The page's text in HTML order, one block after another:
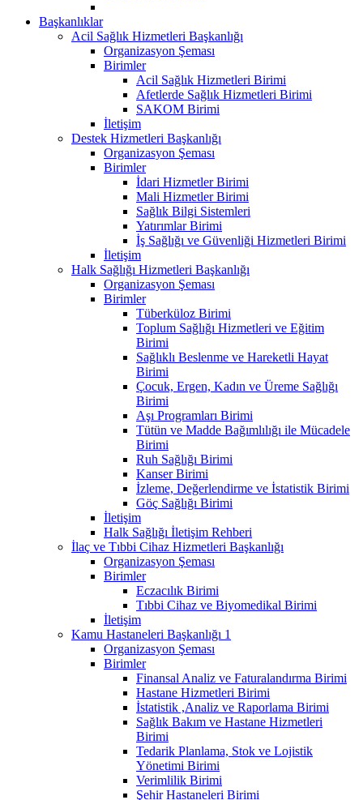
Başkanlıklar
Acil Sağlık Hizmetleri Başkanlığı
Organizasyon Şeması
Birimler
Acil Sağlık Hizmetleri Birimi
Afetlerde Sağlık Hizmetleri Birimi
SAKOM Birimi
İletişim
Destek Hizmetleri Başkanlığı
Organizasyon Şeması
Birimler
İdari Hizmetler Birimi
Mali Hizmetler Birimi
Sağlık Bilgi Sistemleri
Yatırımlar Birimi
İş Sağlığı ve Güvenliği Hizmetleri Birimi
İletişim
Halk Sağlığı Hizmetleri Başkanlığı
Organizasyon Şeması
Birimler
Tüberküloz Birimi
Toplum Sağlığı Hizmetleri ve Eğitim
Birimi
Sağlıklı Beslenme ve Hareketli Hayat
Birimi
Çocuk, Ergen, Kadın ve Üreme Sağlığı
Birimi
Aşı Programları Birimi
Tütün ve Madde Bağımlılığı ile Mücadele
Birimi
Ruh Sağlığı Birimi
Kanser Birimi
İzleme, Değerlendirme ve İstatistik Birimi
Göç Sağlığı Birimi
İletişim
Halk Sağlığı İletişim Rehberi
İlaç ve Tıbbi Cihaz Hizmetleri Başkanlığı
Organizasyon Şeması
Birimler
Eczacılık Birimi
Tıbbi Cihaz ve Biyomedikal Birimi
İletişim
Kamu Hastaneleri Başkanlığı 1
Organizasyon Şeması
Birimler
Finansal Analiz ve Faturalandırma Birimi
Hastane Hizmetleri Birimi
İstatistik ,Analiz ve Raporlama Birimi
Sağlık Bakım ve Hastane Hizmetleri
Birimi
Tedarik Planlama, Stok ve Lojistik
Yönetimi Birimi
Verimlilik Birimi
Şehir Hastaneleri Birimi